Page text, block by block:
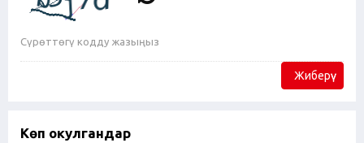
Жиберүү
Көп окулгандар